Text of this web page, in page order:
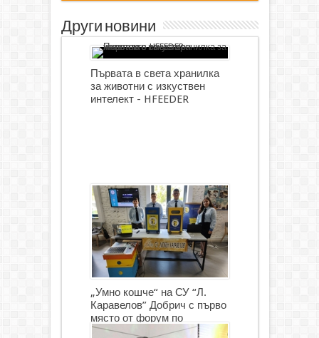
Други новини
Първата в света хранилка
за животни с изкуствен
интелект - HFEEDER
„Умно кошче“ на СУ “Л.
Каравелов” Добрич с първо
място от форум по
роботика